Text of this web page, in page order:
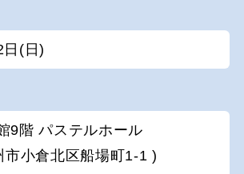
日(日)
9階 パステルホール
市小倉北区船場町1-1 )